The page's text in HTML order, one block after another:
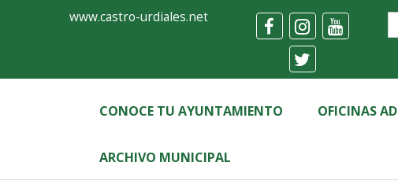
Ayuntamiento
Castro-
Urdiales
www.castro-urdiales.net
CONOCE TU AYUNTAMIENTO OFICINAS
ARCHIVO MUNICIPAL